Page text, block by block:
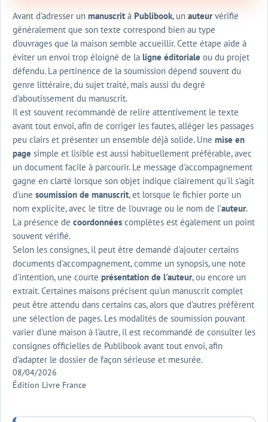
Avant d'adresser un manuscrit à Publibook, un auteurvérifie
généralement que son texte correspond bien au type
d'ouvrages que la maison semble accueillir. Cette étape aide à
éviter un envoi trop éloigné de la ligne éditoriale ou du projet
défendu. La pertinence de la soumission dépend souvent du
genre littéraire, du sujet traité, mais aussi du degré
d'aboutissement du manuscrit.
Il est souvent recommandé de relire attentivement le texte
avant tout envoi, afin de corriger les fautes, alléger les passages
peu clairs et présenter un ensemble déjà solide. Une mise en
page simple et lisible est aussi habituellement préférable, avec
un document facile à parcourir. Le message d'accompagnement
gagne en clarté lorsque son objet indique clairement qu'il s'agit
d'une soumission de manuscrit, et lorsque le fichier porte un
nom explicite, avec le titre de l'ouvrage ou le nom de l'auteur.
La présence de coordonnées complètes est également un point
souvent vérifié.
Selon les consignes, il peut être demandé d'ajouter certains
documents d'accompagnement, comme un synopsis, une note
d'intention, une courte présentation de l'auteur, ou encore un
extrait. Certaines maisons précisent qu'un manuscrit complet
peut être attendu dans certains cas, alors que d'autres préfèrent
une sélection de pages. Les modalités de soumission pouvant
varier d'une maison à l'autre, il est recommandé de consulter les
consignes officielles de Publibook avant tout envoi, afin
d'adapter le dossier de façon sérieuse et mesurée.
08/04/2026
Édition Livre France